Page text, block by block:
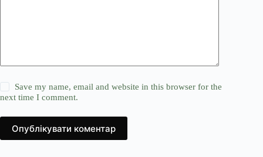
Save my name, email and website in this browser for the
next time I comment.
Опублікувати коментар